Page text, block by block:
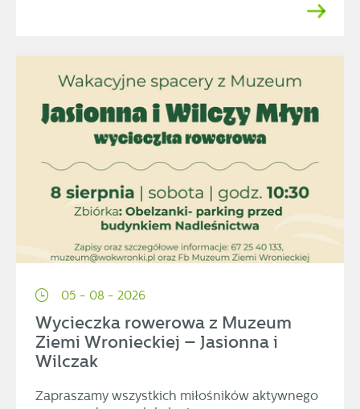
05 - 08 - 2026
Wycieczka rowerowa z Muzeum
Ziemi Wronieckiej – Jasionna i
Wilczak
Zapraszamy wszystkich miłośników aktywnego